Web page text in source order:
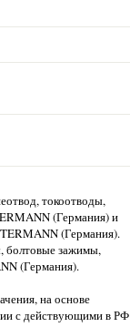
токоотводы,
(Германия) и
(Германия).
болтовые зажимы,
(Германия).
на основе
с действующими в РФ